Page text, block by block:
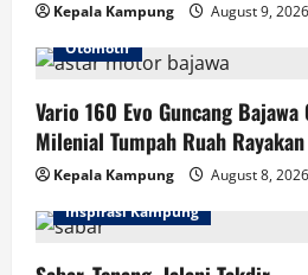
Kepala Kampung August 9, 2026
Otomotif
Vario 160 Evo Guncang
Milenial Tumpah Ruah
Kepala Kampung August 8, 2026
Inspirasi Kampung